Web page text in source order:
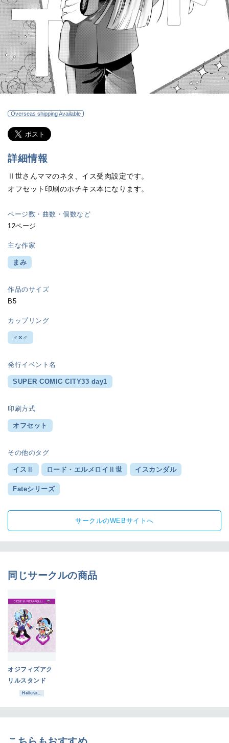
Overseas shipping Available
詳細情報
Ⅱ世さんママのネタ、イス受肉設定です。
オフセット印刷のホチキス本になります。
ページ数・曲数・個数など
12ページ
主な作家
まみ
作品のサイズ
B5
カップリング
♂×♂
発行イベント名
SUPER COMIC CITY33 day1
印刷方式
オフセット
その他のタグ
イスⅡ ロード・エルメロイⅡ世 イスカンダル
Fateシリーズ
サークルのWEBサイトへ
同じサークルの商品
オジフィズアク
リルスタンド
Helluva...